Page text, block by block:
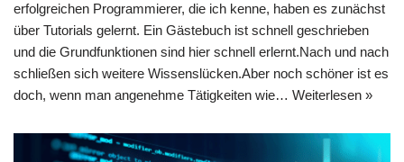
erfolgreichen Programmierer, die ich kenne, haben es zunächst
über Tutorials gelernt. Ein Gästebuch ist schnell geschrieben
und die Grundfunktionen sind hier schnell erlernt.Nach und nach
schließen sich weitere Wissenslücken.Aber noch schöner ist es
doch, wenn man angenehme Tätigkeiten wie… Weiterlesen »